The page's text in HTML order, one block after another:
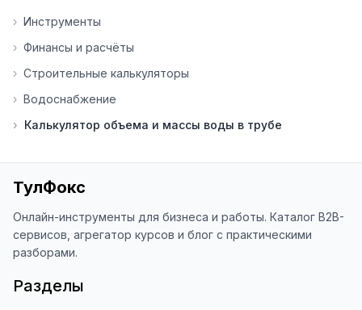
инструменты нуждаются в доработке.
основе вашей обратной связи.
⭐ Если вам нравится ToolFox — буду
благодарен за отзыв о сайте в
«Оценить сайт» в панели браузера).
наши инструменты!
Благодарю за доверие и
использование ToolFox! 🚀
› Инструменты
› Финансы и расчёты
› Строительные калькуляторы
› Водоснабжение
› Калькулятор объема и массы воды в трубе
ТулФокс
Онлайн-инструменты для бизнеса и работы. Каталог B2B-
сервисов, агрегатор курсов и блог с практическими
разборами.
Разделы